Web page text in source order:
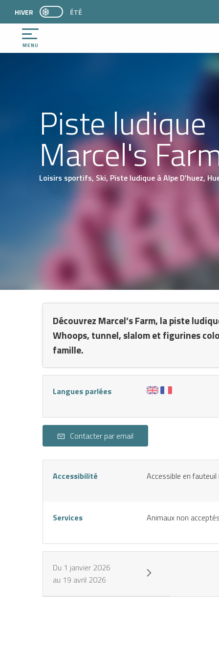
contenu
principal
PAGE D’ACCUEIL ACTUELLE HIVER : PASSER EN MODE ÉTÉ
HIVER PAGE D’ACCUEIL ACTUELLE HIVER : PASSER EN
ÉTÉ
MENU
Piste ludique
Marcel's
Loisirs sportifs, Ski, Piste ludique à Alpe D'huez,
Découvrez Marcel’s Farm, la piste
Whoops, tunnel, slalom et figurines
famille.
Langues parlées
Contacter par email
Accessibilité Accessible en
Services Animaux non acceptés
Du 1 janvier 2026
au 19 avril 2026